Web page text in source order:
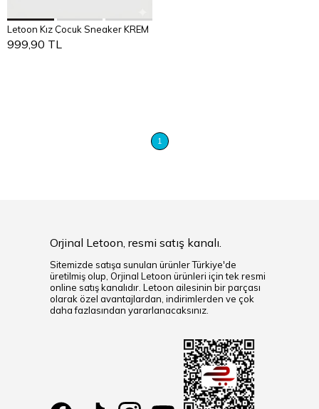
Sepete Ekle
31 32
Letoon Kız Çocuk Sneaker KREM
999,90 TL
1
Orjinal Letoon, resmi satış kanalı.
Sitemizde satışa sunulan ürünler Türkiye'de
üretilmiş olup, Orjinal Letoon ürünleri için tek resmi
online satış kanalıdır. Letoon ailesinin bir parçası
olarak özel avantajlardan, indirimlerden ve çok
daha fazlasından yararlanacaksınız.